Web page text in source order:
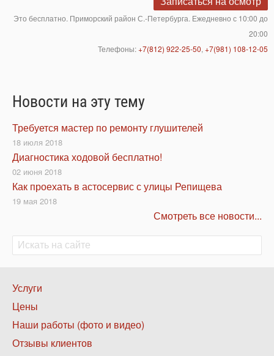
Это бесплатно. Приморский район С.-Петербурга. Ежедневно с 10:00 до
20:00
Телефоны:+7(812) 922-25-50, +7(981) 108-12-05
Новости на эту тему
Требуется мастер по ремонту глушителей
18 июля 2018
Диагностика ходовой бесплатно!
02 июня 2018
Как проехать в астосервис с улицы Репищева
19 мая 2018
Смотреть все новости...
Поиск
Поиск
Нижнее
меню
1
Услуги
Цены
Наши работы (фото и видео)
Отзывы клиентов